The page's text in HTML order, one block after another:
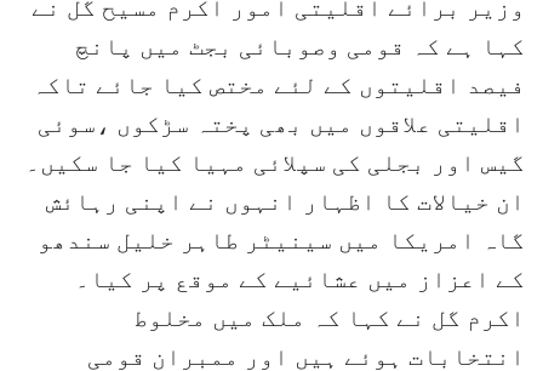
وزیر برائے اقلیتی امور اکرم مسیح گل نے
کہا ہے کہ قومی وصوبائی بجٹ میں پانچ
فیصد اقلیتوں کے لئے مختص کیا جائے تاکہ
اقلیتی علاقوں میں بھی پختہ سڑکوں ،سوئی
گیس اور بجلی کی سپلائی مہیا کیا جا سکیں۔
ان خیالات کا اظہار انہوں نے اپنی رہائش
گاہ امریکا میں سینیٹر طاہر خلیل سندھو
کے اعزاز میں عشائیے کے موقع پر کیا۔
اکرم گل نے کہا کہ ملک میں مخلوط
انتخابات ہوئے ہیں اور ممبران قومی